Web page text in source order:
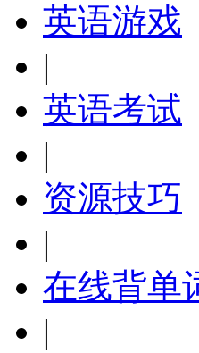
英语游戏
|
英语考试
|
资源技巧
|
在线背单
|